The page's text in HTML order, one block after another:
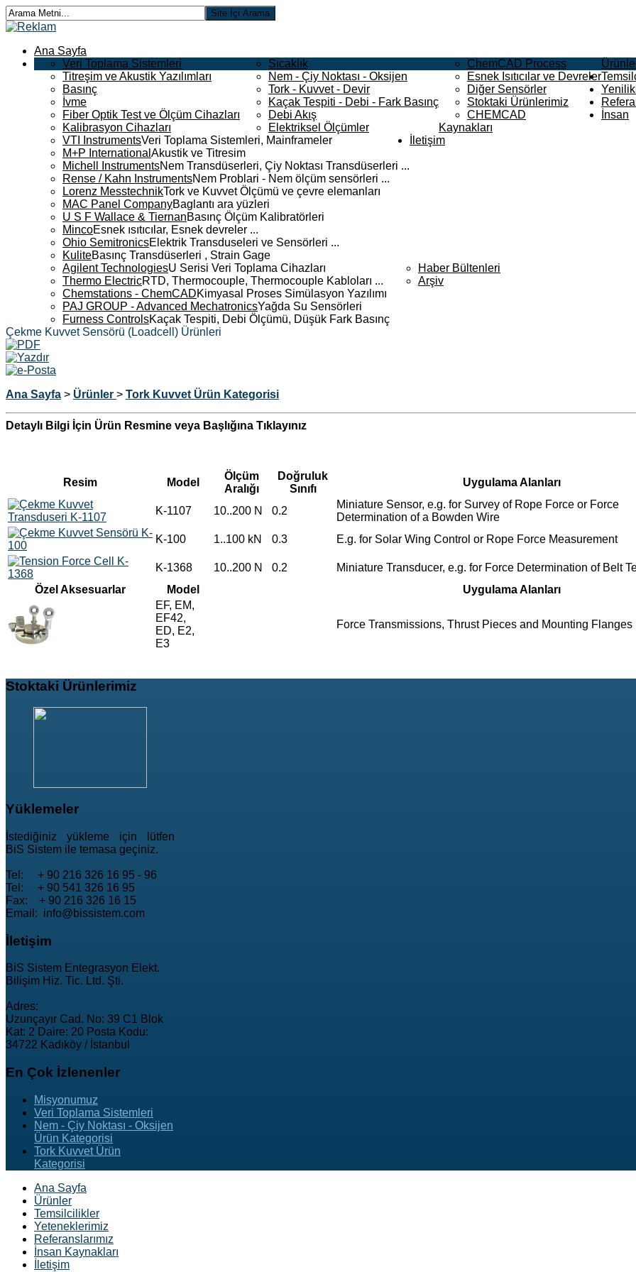
Ana Sayfa
Veri Toplama Sistemleri
Titreşim ve Akustik Yazılımları
Basınç
İvme
Fiber Optik Test ve Ölçüm Cihazları
Kalibrasyon Cihazları
Sıcaklık
Nem - Çiy Noktası - Oksijen
Tork - Kuvvet - Devir
Kaçak Tespiti - Debi - Fark Basınç
Debi Akış
Elektriksel Ölçümler
ChemCAD Process
Esnek Isıtıcılar ve Devreler
Diğer Sensörler
Stoktaki Ürünlerimiz
CHEMCAD
VTI InstrumentsVeri Toplama Sistemleri, Mainframeler
M+P International Akustik ve Titresim
Michell InstrumentsNem Transdüserleri, Çiy Noktası Transdüserleri ...
Rense / Kahn InstrumentsNem Problari - Nem ölçüm sensörleri ...
Lorenz MesstechnikTork ve Kuvvet Ölçümü ve çevre elemanları
MAC Panel CompanyBaglantı ara yüzleri
U S F Wallace & TiernanBasınç Ölçüm Kalibratörleri
MincoEsnek ısıtıcılar, Esnek devreler ...
Ohio SemitronicsElektrik Transduseleri ve Sensörleri ...
KuliteBasınç Transdüserleri , Strain Gage
Agilent TechnologiesU Serisi Veri Toplama Cihazları
Thermo ElectricRTD, Thermocouple, Thermocouple Kabloları ...
Chemstations - ChemCADKimyasal Proses Simülasyon Yazılımı
PAJ GROUP - Advanced MechatronicsYağda Su Sensörleri
Furness ControlsKaçak Tespiti, Debi Ölçümü, Düşük Fark Basınç
Haber Bültenleri
Arşiv
İnsan
Kaynakları
İletişim
Çekme Kuvvet Sensörü (Loadcell) Ürünleri
Ana Sayfa > Ürünler > Tork Kuvvet Ürün Kategorisi
Detaylı Bilgi İçin Ürün Resmine veya Başlığına Tıklayınız
Resim Model
Ölçüm
Aralığı
Doğruluk
Sınıfı
Uygulama Alanları
K-1107 10..200 N 0.2
Miniature Sensor, e.g. for Survey of Rope Force or Force
Determination of a Bowden Wire
K-100
1..100 kN 0.3 E.g. for Solar Wing Control or Rope Force Measurement
K-1368 10..200 N 0.2
Miniature Transducer, e.g. for Force Determination of Belt
Özel Aksesuarlar
Model
Uygulama Alanları
EF, EM,
EF42,
ED, E2,
E3
Force Transmissions, Thrust Pieces and Mounting Flanges
Stoktaki Ürünlerimiz
Yüklemeler
İstediğiniz yükleme için lütfen
BiS Sistem ile temasa geçiniz.
Tel: + 90 216 326 16 95 - 96
Tel: + 90 541 326 16 95
Fax: + 90 216 326 16 15
Email: info@bissistem.com
İletişim
BiS Sistem Entegrasyon Elekt.
Bilişim Hiz. Tic. Ltd. Şti.
Adres:
Uzunçayır Cad. No: 39 C1 Blok
Kat: 2 Daire: 20 Posta Kodu:
34722 Kadıköy / İstanbul
En Çok İzlenenler
Misyonumuz
Veri Toplama Sistemleri
Nem - Çiy Noktası - Oksijen
Ürün Kategorisi
Tork Kuvvet Ürün
Kategorisi
Ana Sayfa
Ürünler
Temsilcilikler
Yeteneklerimiz
Referanslarımız
İnsan Kaynakları
İletişim